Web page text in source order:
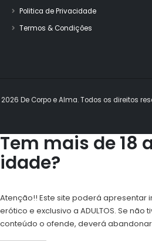
Politica de Privacidade
Termos & Condições
De Corpo e Alma. Todos os direitos
Tem mais de 18
idade?
Atenção!! Este site poderá apresentar
erótico e exclusivo a ADULTOS. Se não
conteúdo o ofende, deverá